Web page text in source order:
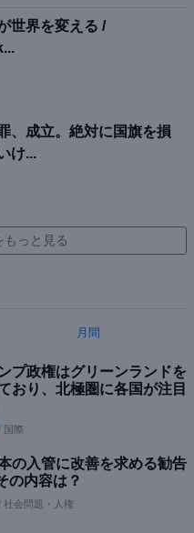
世界を変える /
、成立。絶対に国旗を損
け...
もっと見る
月間
プ政権はグリーンランドを
おり、北極圏に各国が注目
国際
の入管に改善を求める勧告
の内容は？
社会問題・人権